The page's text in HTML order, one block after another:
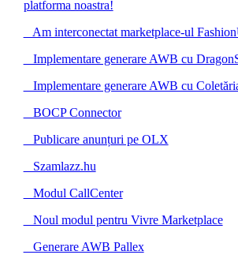
platforma noastra!
Am interconectat marketplace-ul
Implementare generare AWB cu
Implementare generare AWB cu
BOCP Connector
Publicare anunțuri pe OLX
Szamlazz.hu
Modul CallCenter
Noul modul pentru Vivre Marketplace
Generare AWB Pallex